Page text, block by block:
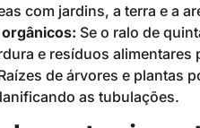
com jardins, a terra e a
Se o ralo de
e resíduos
de árvores e plantas
as tubulações.